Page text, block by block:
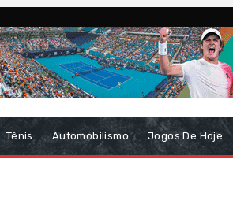
Tênis Automobilismo Jogos De Hoje